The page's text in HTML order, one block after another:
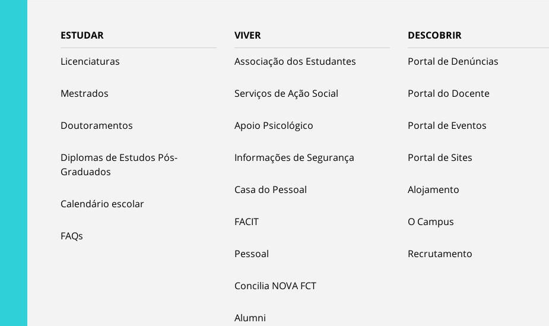
ESTUDAR
Licenciaturas
Mestrados
Doutoramentos
Diplomas de Estudos Pós-
Graduados
Calendário escolar
FAQs
VIVER
Associação dos Estudantes
Serviços de Ação Social
Apoio Psicológico
Informações de Segurança
Casa do Pessoal
FACIT
Pessoal
Concilia NOVA FCT
Alumni
DESCOBRIR
Portal de Denúncias
Portal do Docente
Portal de Eventos
Portal de Sites
Alojamento
O Campus
Recrutamento